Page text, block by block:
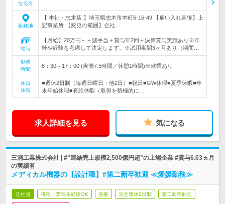
なる方
勤務地
【 本社・志木店 】埼玉県志木市本町6-16-49 【雇い入れ直後】上
記事業所 【変更の範囲】会社…
給与
【月給】20万円～＋諸手当＋賞与年2回＋決算賞与実績あり※年
齢や経験を考慮して決定します。※試用期間3ヶ月あり（期間…
勤務
時間
8：30～17：00 (実働7.5時間／休憩1時間)※残業あり
休日
休暇
■週休2日制（毎週日曜日・他2日）■祝日■GW休暇■夏季休暇■年
末年始休暇■有給休暇（取得を積極的に…
求人詳細を見る 気になる
三浦工業株式会社 | #"連結売上規模2,500億円超"の上場企業 #賞与6.03ヵ月
の実績有
メディカル機器の【設計職】#第二新卒歓迎 ≪愛媛勤務≫
正社員 職種・業種未経験OK 急募 完全週休2日制 第二新卒歓迎